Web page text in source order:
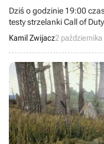
Dziś o godzinie 19:00
testy strzelanki Call of
dobrym odbiorem fanów,
oszustach.
Kamil Zwijacz2